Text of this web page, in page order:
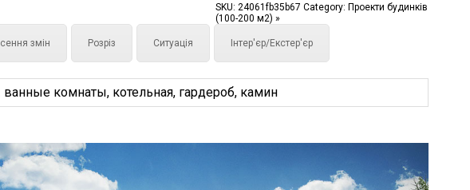
SKU: 24061fb35b67 Category:Проекти будинків
(100-200 м2) »
змін Розріз Ситуація Інтер'єр/Екстер'єр
комнаты, котельная, гардероб, камин